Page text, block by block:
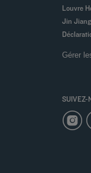
Louvre
Jin
Gérer
SUIVEZ-